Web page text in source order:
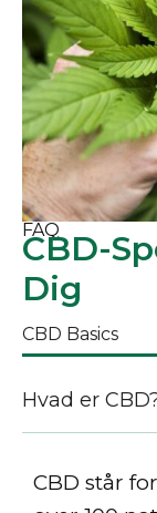
FAQ
CBD-
Dig
CBD Basics
Hvad er
CBD står for